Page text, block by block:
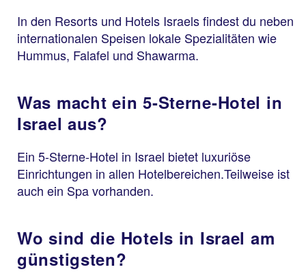
In den Resorts und Hotels Israels findest du neben
internationalen Speisen lokale Spezialitäten wie
Hummus, Falafel und Shawarma.
Was macht ein 5-Sterne-Hotel in
Israel aus?
Ein 5-Sterne-Hotel in Israel bietet luxuriöse
Einrichtungen in allen Hotelbereichen.Teilweise ist
auch ein Spa vorhanden.
Wo sind die Hotels in Israel am
günstigsten?